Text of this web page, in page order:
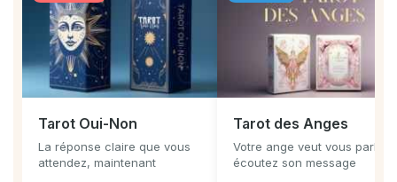
Tarot Oui-Non
La réponse claire que vous
attendez, maintenant
Tarot des Anges
Votre ange veut vous parler,
écoutez son message